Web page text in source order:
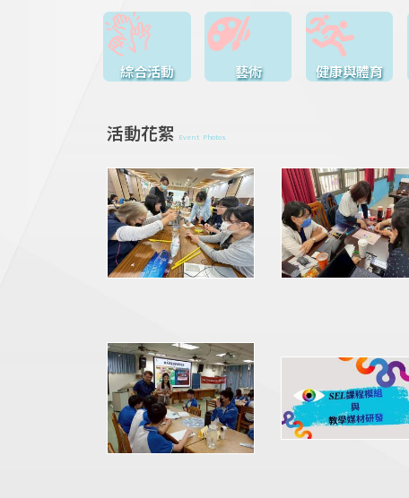
綜合活動 藝術 健康與體育
活動花絮 Event Photos